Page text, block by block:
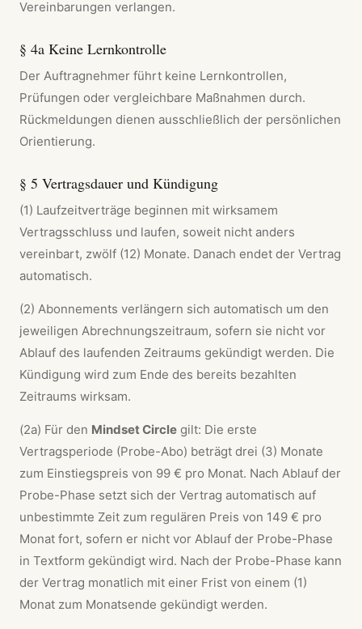
Vereinbarungen verlangen.
§ 4a Keine Lernkontrolle
Der Auftragnehmer führt keine Lernkontrollen,
Prüfungen oder vergleichbare Maßnahmen durch.
Rückmeldungen dienen ausschließlich der persönlichen
Orientierung.
§ 5 Vertragsdauer und Kündigung
(1) Laufzeitverträge beginnen mit wirksamem
Vertragsschluss und laufen, soweit nicht anders
vereinbart, zwölf (12) Monate. Danach endet der Vertrag
automatisch.
(2) Abonnements verlängern sich automatisch um den
jeweiligen Abrechnungszeitraum, sofern sie nicht vor
Ablauf des laufenden Zeitraums gekündigt werden. Die
Kündigung wird zum Ende des bereits bezahlten
Zeitraums wirksam.
(2a) Für den Mindset Circle gilt: Die erste
Vertragsperiode (Probe-Abo) beträgt drei (3) Monate
zum Einstiegspreis von 99 € pro Monat. Nach Ablauf der
Probe-Phase setzt sich der Vertrag automatisch auf
unbestimmte Zeit zum regulären Preis von 149 € pro
Monat fort, sofern er nicht vor Ablauf der Probe-Phase
in Textform gekündigt wird. Nach der Probe-Phase kann
der Vertrag monatlich mit einer Frist von einem (1)
Monat zum Monatsende gekündigt werden.